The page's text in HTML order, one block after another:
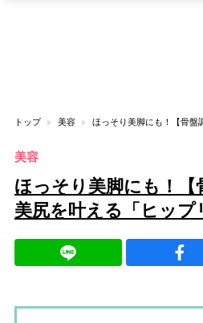
トップ 美容
美容
ほっそり美脚にも！【
美尻を叶える「ヒップ